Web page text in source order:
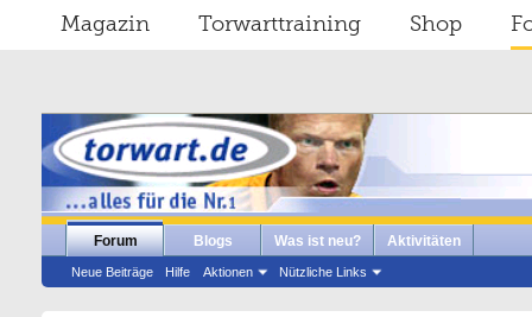
Magazin Torwarttraining Shop
Forum
Neue Beiträge Hilfe Aktionen Nützliche Links
Blogs Was ist neu? Aktivitäten